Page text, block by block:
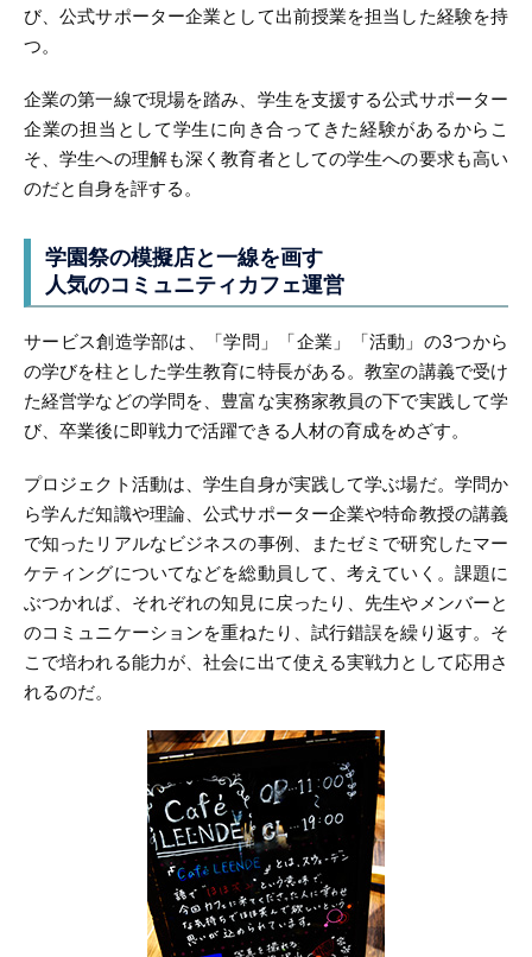
び、公式サポーター企業として出前授業を担当した経験を持
つ。
企業の第一線で現場を踏み、学生を支援する公式サポーター
企業の担当として学生に向き合ってきた経験があるからこ
そ、学生への理解も深く教育者としての学生への要求も高い
のだと自身を評する。
学園祭の模擬店と一線を画す
人気のコミュニティカフェ運営
サービス創造学部は、「学問」「企業」「活動」の3つから
の学びを柱とした学生教育に特長がある。教室の講義で受け
た経営学などの学問を、豊富な実務家教員の下で実践して学
び、卒業後に即戦力で活躍できる人材の育成をめざす。
プロジェクト活動は、学生自身が実践して学ぶ場だ。学問か
ら学んだ知識や理論、公式サポーター企業や特命教授の講義
で知ったリアルなビジネスの事例、またゼミで研究したマー
ケティングについてなどを総動員して、考えていく。課題に
ぶつかれば、それぞれの知見に戻ったり、先生やメンバーと
のコミュニケーションを重ねたり、試行錯誤を繰り返す。そ
こで培われる能力が、社会に出て使える実戦力として応用さ
れるのだ。